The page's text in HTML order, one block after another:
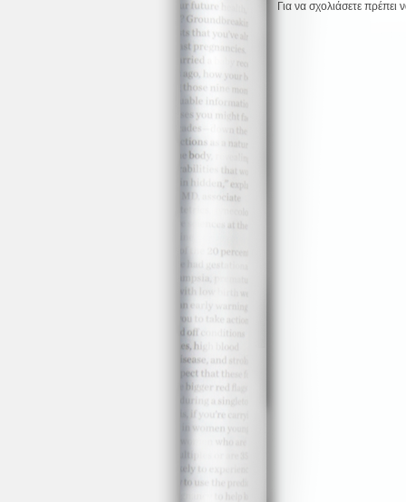
Για να σχολιάσετε πρέπει